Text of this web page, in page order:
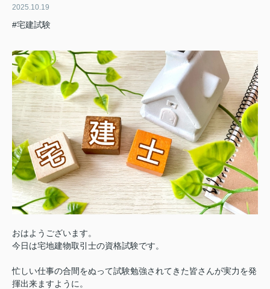
2025.10.19
#宅建試験
おはようございます。
今日は宅地建物取引士の資格試験です。
忙しい仕事の合間をぬって試験勉強されてきた皆さんが実力を発
揮出来ますように。